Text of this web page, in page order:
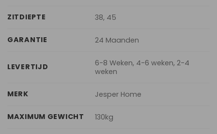
ZITDIEPTE 38, 45
GARANTIE 24 Maanden
LEVERTIJD
6-8 Weken, 4-6 weken, 2-4
weken
MERK Jesper Home
MAXIMUM GEWICHT 130kg